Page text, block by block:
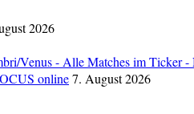
2026
Venus - Alle Matches im Ticker -
online7. August 2026